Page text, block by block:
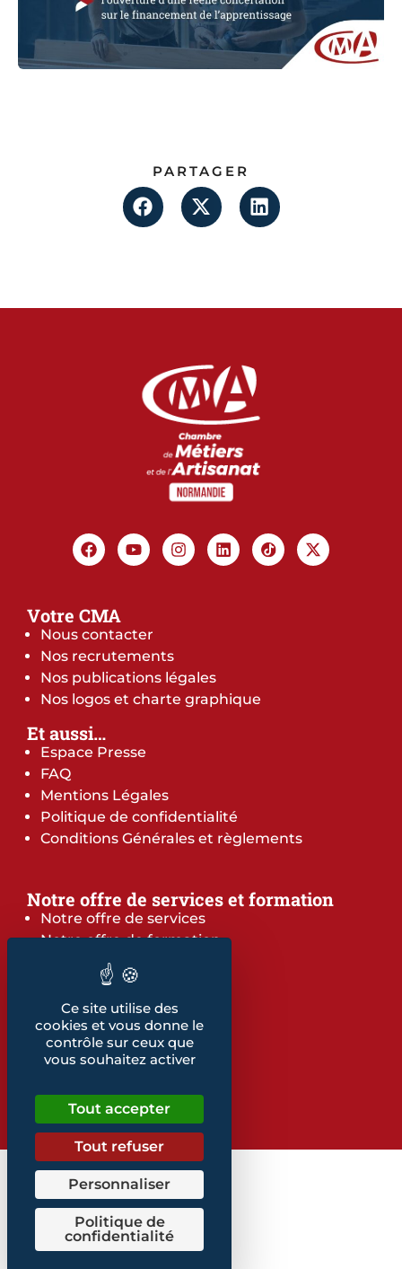
PARTAGER
Votre CMA
Nous contacter
Nos recrutements
Nos publications légales
Nos logos et charte graphique
Et aussi…
Espace Presse
FAQ
Mentions Légales
Politique de confidentialité
Conditions Générales et règlements
Notre offre de services et formation
Notre offre de services
Notre offre de formation
Notre dépliant formation
Les indicateurs
Nos publications
Retrouvez également...
Ce site utilise des
cookies et vous donne le
contrôle sur ceux que
vous souhaitez activer
Tout accepter
Tout refuser
Personnaliser
Politique de
confidentialité